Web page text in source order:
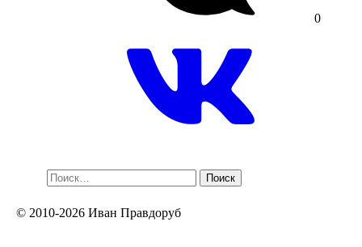
0
Найти:
© 2010-2026 Иван Правдоруб